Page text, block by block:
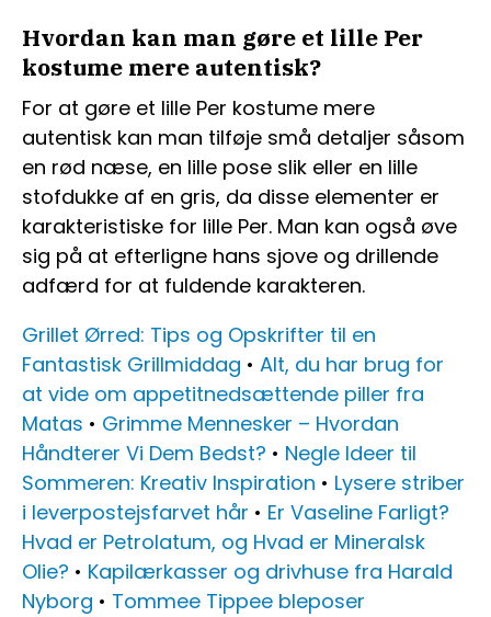
Hvordan kan man gøre et lille Per
kostume mere autentisk?
For at gøre et lille Per kostume mere
autentisk kan man tilføje små detaljer såsom
en rød næse, en lille pose slik eller en lille
stofdukke af en gris, da disse elementer er
karakteristiske for lille Per. Man kan også øve
sig på at efterligne hans sjove og drillende
adfærd for at fuldende karakteren.
Grillet Ørred: Tips og Opskrifter til en
Fantastisk Grillmiddag • Alt, du har brug for
at vide om appetitnedsættende piller fra
Matas • Grimme Mennesker – Hvordan
Håndterer Vi Dem Bedst? • Negle Ideer til
Sommeren: Kreativ Inspiration • Lysere striber
i leverpostejsfarvet hår • Er Vaseline Farligt?
Hvad er Petrolatum, og Hvad er Mineralsk
Olie? • Kapilærkasser og drivhuse fra Harald
Nyborg • Tommee Tippee bleposer